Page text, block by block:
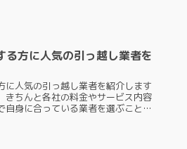
る方に人気の引っ越し業者を
に人気の引っ越し業者を紹介します
きちんと各社の料金やサービス内容
自身に合っている業者を選ぶことが